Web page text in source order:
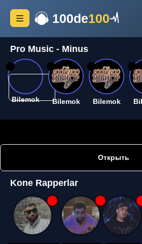
100de100
Pro Music - Minus
Bilemok Bilemok Bilemok
Открыть
Kone Rapperlar